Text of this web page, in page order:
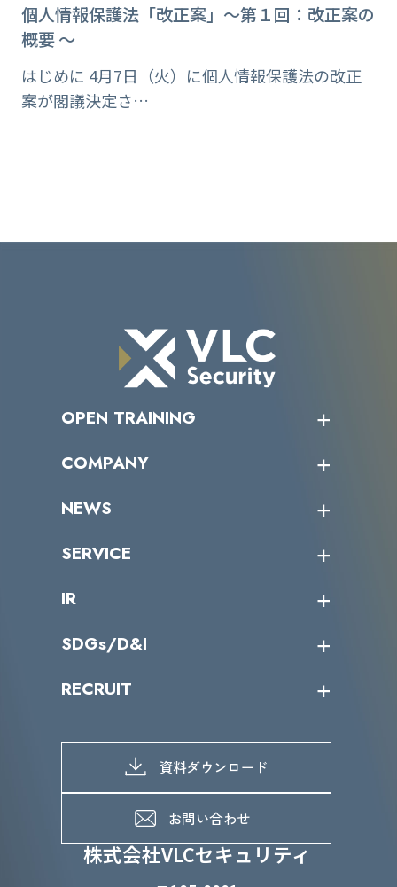
個人情報保護法「改正案」〜第１回：改正案の
概要 〜
はじめに 4月7日（火）に個人情報保護法の改正
案が閣議決定さ…
株式会社VLCセキュリティ
OPEN TRAINING
受講者の声
COMPANY
トップメッセージ
ミッション／ビジョン
パートナー企業一覧
NEWS
サイバーニュース
SERVICE
カテゴリー別サービス一覧
IR
IRカレンダー
IRライブラリー
よくあるご質問
SDGs/D&I
当グループのマテリアリティ
SDGs推進体制
D&Iの取り組み
RECRUIT
募集職種一覧
メッセージ
メンバーインタビュー
資料ダウンロード
お問い合わせ